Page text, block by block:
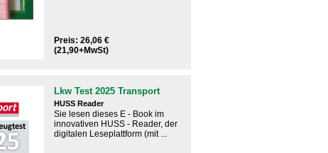
Preis: 26,06 €
(21,90+MwSt)
Lkw Test 2025 Transport
HUSS Reader
Sie lesen dieses E - Book im
innovativen HUSS - Reader, der
digitalen Leseplattform (mit ...